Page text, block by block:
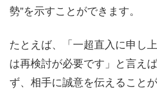
勢”を示すことができます。
たとえば、「一超直入に申し
は再検討が必要です」と言え
ず、相手に誠意を伝えることが